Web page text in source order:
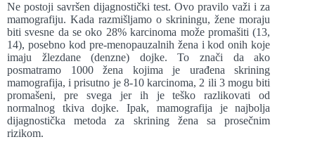
Ne postoji savršen dijagnostički test. Ovo pravilo važi i za
mamografiju. Kada razmišljamo o skriningu, žene moraju
biti svesne da se oko 28% karcinoma može promašiti (13,
14), posebno kod pre-menopauzalnih žena i kod onih koje
imaju žlezdane (denzne) dojke. To znači da ako
posmatramo 1000 žena kojima je urađena skrining
mamografija, i prisutno je 8-10 karcinoma, 2 ili 3 mogu biti
promašeni, pre svega jer ih je teško razlikovati od
normalnog tkiva dojke. Ipak, mamografija je najbolja
dijagnostička metoda za skrining žena sa prosečnim
rizikom.